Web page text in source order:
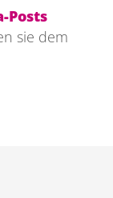
Posts
sie dem